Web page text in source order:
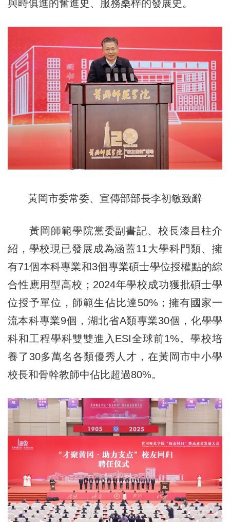
與時俱進的奮進史、服務桑梓的發展史。
黃岡市委常委、宣傳部部長李初敏致辭
黃岡師範學院黨委副書記、校長漆昌柱介
紹，學校現已發展成為涵蓋11大學科門類、擁
有71個本科專業和3個專業碩士學位授權點的綜
合性應用型高校；2024年學校成功獲批碩士學
位授予單位，師範生佔比達50%；擁有國家一
流本科專業9個，湖北省A類專業30個，化學學
科和工程學科雙雙進入ESI全球前1%。學校培
養了30多萬名各類優秀人才，在黃岡市中小學
校長和骨幹教師中佔比超過80%。